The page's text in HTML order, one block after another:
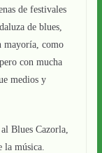
de festivales
de blues,
mayoría, como
con mucha
medios y
Blues Cazorla,
la música.